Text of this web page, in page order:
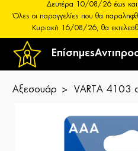
Επίσημες
Δευτέρα 10/08/26 έως
Όλες οι παραγγελίες που θα
Κυριακή 16/08/26, θα
Αξεσουάρ VARTA 4103